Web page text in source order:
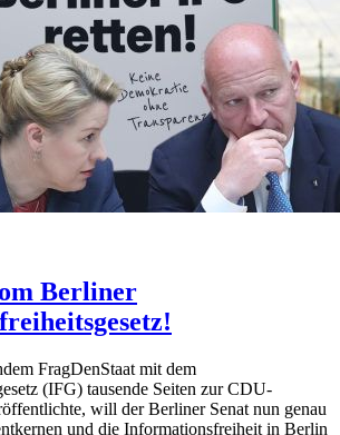
Berliner
FragDenStaat mit dem
(IFG) tausende Seiten zur CDU-
will der Berliner Senat nun genau
und die Informationsfreiheit in Berlin